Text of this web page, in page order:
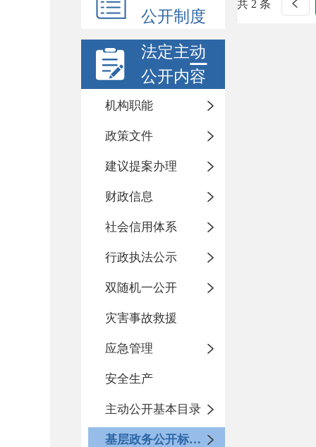
公开制度
法定主动
公开内容
机构职能
政策文件
建议提案办理
财政信息
社会信用体系
行政执法公示
双随机一公开
灾害事故救援
应急管理
安全生产
主动公开基本目录
基层政务公开标准化规范化
共 2 条